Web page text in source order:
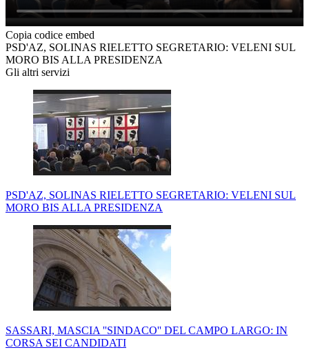
Copia codice embed
PSD'AZ, SOLINAS RIELETTO SEGRETARIO: VELENI SUL
MORO BIS ALLA PRESIDENZA
Gli altri servizi
PSD'AZ, SOLINAS RIELETTO SEGRETARIO: VELENI SUL
MORO BIS ALLA PRESIDENZA
SASSARI, MASCIA ''SINDACO'' DEL CAMPO LARGO: IN
CORSA SEI CANDIDATI